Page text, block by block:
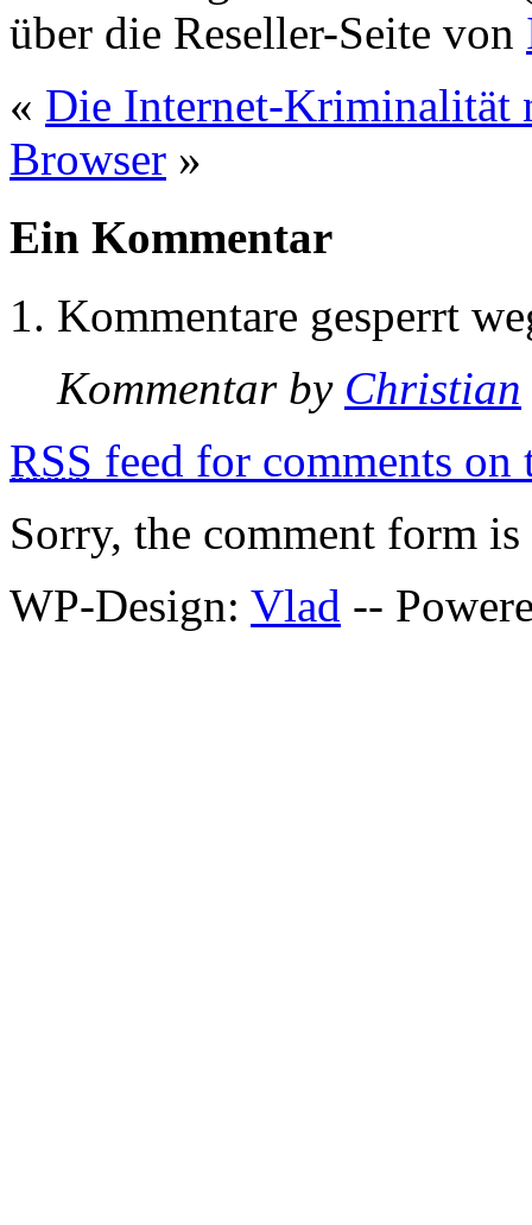
über die Reseller-Seite von
« Die Internet-Kriminalität
Browser »
Ein Kommentar
Kommentare gesperrt
Kommentar by Christian
RSS feed for comments on
Sorry, the comment form
WP-Design: Vlad --